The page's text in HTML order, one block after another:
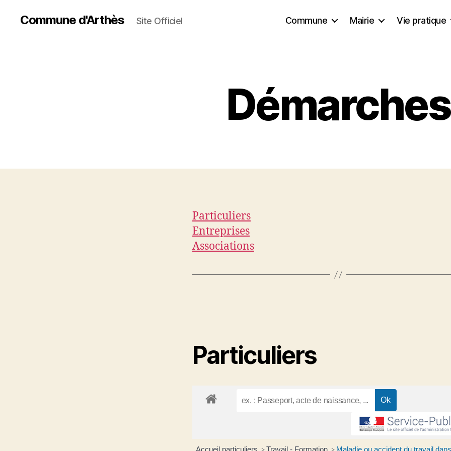
Commune d'Arthès Site Officiel Commune Mairie Vie pratique
Démarches
Particuliers
Entreprises
Associations
Particuliers